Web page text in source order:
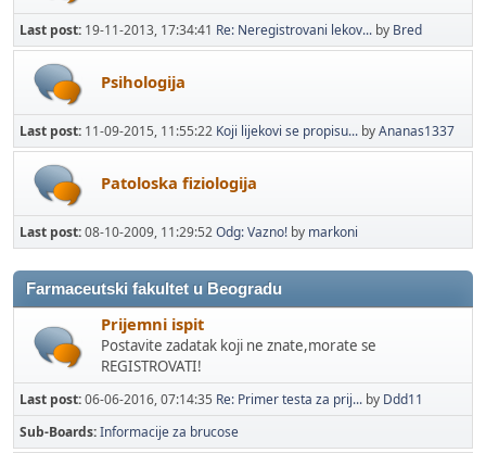
Last post: 19-11-2013, 17:34:41 Re: Neregistrovani lekov... by Bred
Psihologija
Last post: 11-09-2015, 11:55:22 Koji lijekovi se propisu... byAnanas1337
Patoloska fiziologija
Last post:08-10-2009, 11:29:52Odg: Vazno! by markoni
Farmaceutski fakultet u Beogradu
Prijemni ispit
Postavite zadatak koji ne znate,morate se
REGISTROVATI!
Last post:06-06-2016, 07:14:35 Re: Primer testa za prij... by Ddd11
Sub-Boards Informacije za brucose